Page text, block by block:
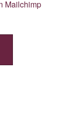
Mailchimp